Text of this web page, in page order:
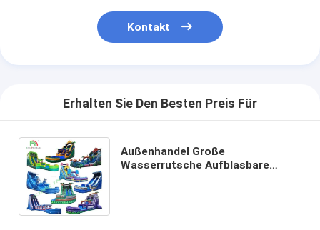
Kontakt
Erhalten Sie Den Besten Preis Für
Außenhandel Große
Wasserrutsche Aufblasbare